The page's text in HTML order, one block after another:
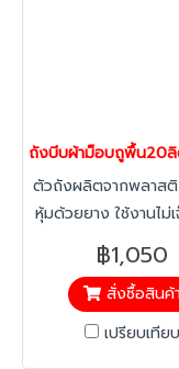
ถังบีบผ้าม็อบถูพื้น20ลิ
ตัวถังผลิตจากพลาส
หุ้มด้วยยาง ใช้งานไม่
คันโยกบีบผ้าม็อปให้แห้
ใช้มือบีบ
฿1,050
สั่งซื้อสินค้
เปรียบเทียบ